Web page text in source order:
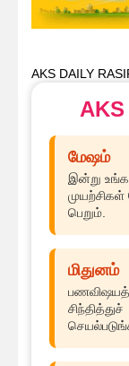
AKS DAILY
மேஷம்
இன்று
முயற்சிகள்
பெறும்.
மிதுனம்
சிந்தித்துச்